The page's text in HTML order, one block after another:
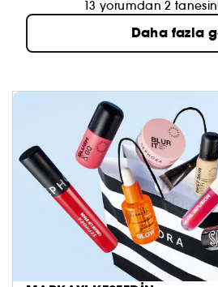
13 yorumdan 2
Daha fazla